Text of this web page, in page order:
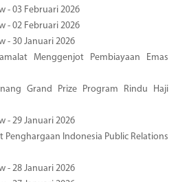
- 03 Februari 2026
- 02 Februari 2026
- 30 Januari 2026
Menggenjot Pembiayaan Emas
Grand Prize Program Rindu Haji
- 29 Januari 2026
Penghargaan Indonesia Public Relations
- 28 Januari 2026